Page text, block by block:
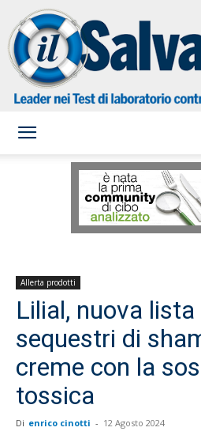
Allerta prodotti
Lilial, nuova lista
sequestri di
creme con la
tossica
Di enrico cinotti - 12 Agosto 2024